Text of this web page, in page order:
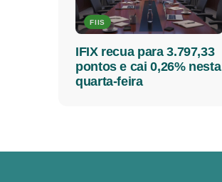
FIIS
IFIX recua para 3.797,33
pontos e cai 0,26% nesta
quarta-feira